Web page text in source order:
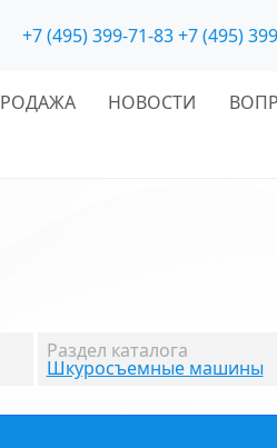
+7 (495) 399-71-83+7 (495)
НОВОСТИ
Раздел каталога
Шкуросъемные машины